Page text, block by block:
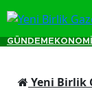
GÜNDEM EKONOMİ
Yeni Birlik